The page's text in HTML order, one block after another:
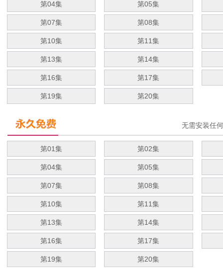
第04集 第05集
第07集 第08集
第10集 第11集
第13集 第14集
第16集 第17集
第19集 第20集
无需安装任
第01集 第02集
第04集 第05集
第07集 第08集
第10集 第11集
第13集 第14集
第16集 第17集
第19集 第20集